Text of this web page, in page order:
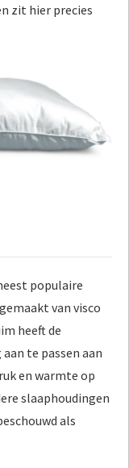
zit hier precies
populaire
van visco
heeft de
te passen aan
en warmte op
slaaphoudingen
als